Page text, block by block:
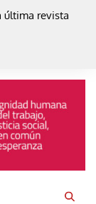
última revista